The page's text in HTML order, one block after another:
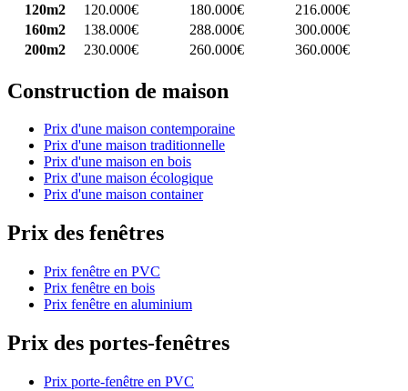
120m2
120.000€ 180.000€
216.000€
160m2
138.000€ 288.000€
300.000€
200m2
230.000€ 260.000€ 360.000€
Construction de maison
Prix d'une maison contemporaine
Prix d'une maison traditionnelle
Prix d'une maison en bois
Prix d'une maison écologique
Prix d'une maison container
Prix des fenêtres
Prix fenêtre en PVC
Prix fenêtre en bois
Prix fenêtre en aluminium
Prix des portes-fenêtres
Prix porte-fenêtre en PVC